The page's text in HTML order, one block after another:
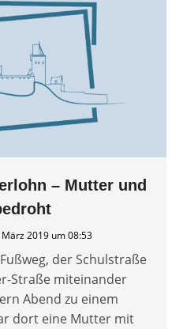
– Mutter und
März 2019 um 08:53
der Schulstraße
Straße miteinander
Abend zu einem
dort eine Mutter mit